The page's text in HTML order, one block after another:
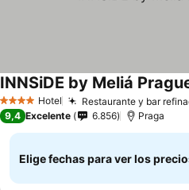
4 EstrellasHotel Restaurante y bar
INNSiDE by Meliá
9,4 Excelente 6.856 Praga
Elige fechas para ver los